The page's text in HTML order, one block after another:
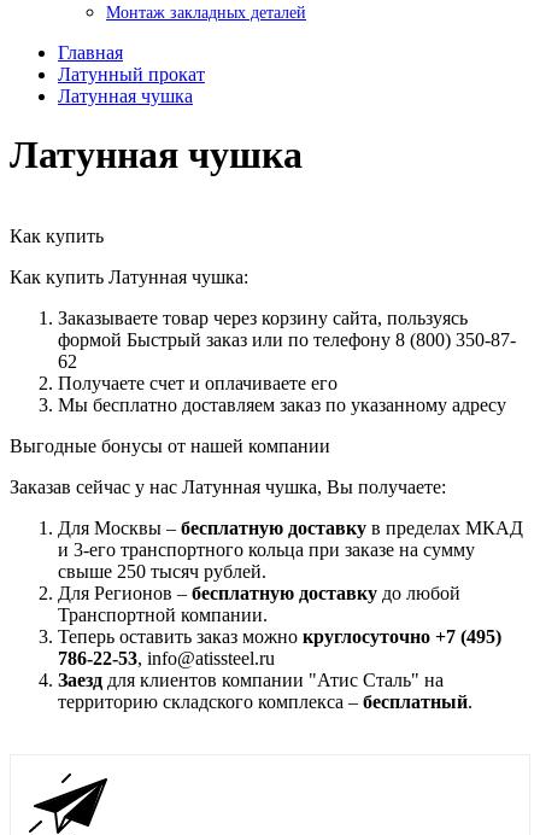
Монтаж закладных деталей
Главная
Латунный прокат
Латунная чушка
Латунная чушка
Как купить
Как купить Латунная чушка:
Заказываете товар через корзину сайта, пользуясь
формой Быстрый заказ или по телефону 8 (800) 350-87-
62
Получаете счет и оплачиваете его
Мы бесплатно доставляем заказ по указанному адресу
Выгодные бонусы от нашей компании
Заказав сейчас у нас Латунная чушка, Вы получаете:
Для Москвы – бесплатную доставку в пределах МКАД
и 3-его транспортного кольца при заказе на сумму
свыше 250 тысяч рублей.
Для Регионов – бесплатную доставку до любой
Транспортной компании.
Теперь оставить заказ можно круглосуточно +7 (495)
786-22-53, info@atissteel.ru
Заезд для клиентов компании "Атис Сталь" на
территорию складского комплекса – бесплатный.